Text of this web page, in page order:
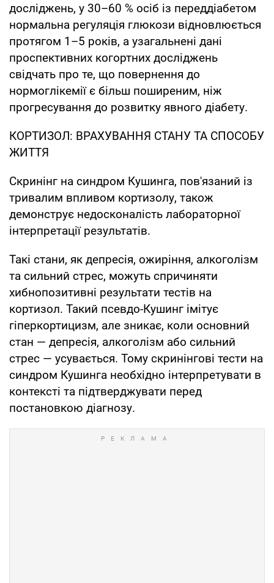
досліджень, у 30–60 % осіб із переддіабетом
нормальна регуляція глюкози відновлюється
протягом 1–5 років, а узагальнені дані
проспективних когортних досліджень
свідчать про те, що повернення до
нормоглікемії є більш поширеним, ніж
прогресування до розвитку явного діабету.
КОРТИЗОЛ: ВРАХУВАННЯ СТАНУ ТА СПОСОБУ
ЖИТТЯ
Скринінг на синдром Кушинга, пов'язаний із
тривалим впливом кортизолу, також
демонструє недосконалість лабораторної
інтерпретації результатів.
Такі стани, як депресія, ожиріння, алкоголізм
та сильний стрес, можуть спричиняти
хибнопозитивні результати тестів на
кортизол. Такий псевдо-Кушинг імітує
гіперкортицизм, але зникає, коли основний
стан — депресія, алкоголізм або сильний
стрес — усувається. Тому скринінгові тести на
синдром Кушинга необхідно інтерпретувати в
контексті та підтверджувати перед
постановкою діагнозу.